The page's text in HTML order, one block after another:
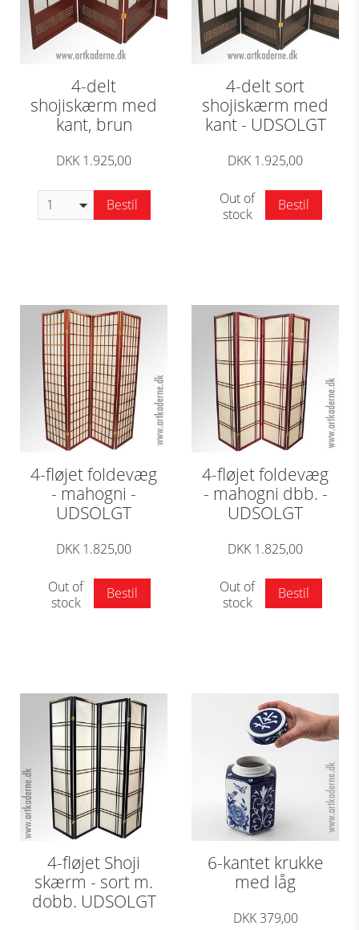
4-delt
shojiskærm med
kant, brun
DKK 1.925,00
Bestil
4-delt sort
shojiskærm med
kant - UDSOLGT
DKK 1.925,00
Out of
stock
Bestil
4-fløjet foldevæg
- mahogni -
UDSOLGT
DKK 1.825,00
Out of
stock
Bestil
4-fløjet foldevæg
- mahogni dbb. -
UDSOLGT
DKK 1.825,00
Out of
stock
Bestil
4-fløjet Shoji
skærm - sort m.
dobb. UDSOLGT
6-kantet krukke
med låg
DKK 379,00